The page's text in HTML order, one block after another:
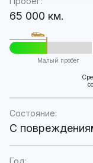
65 000 км.
Малый пробег
Состояние:
C